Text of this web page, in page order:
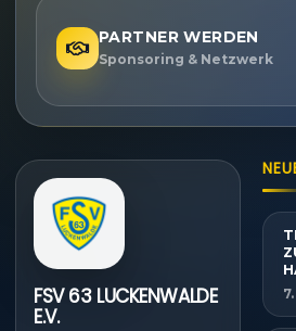
PARTNER WERDEN
Sponsoring & Netzwerk
FSV 63 LUCKENWALDE
E.V.